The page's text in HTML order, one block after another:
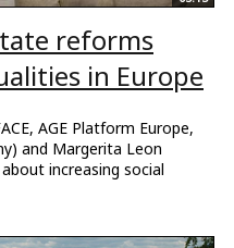
reforms
in Europe
AGE Platform Europe,
and Margerita Leon
increasing social